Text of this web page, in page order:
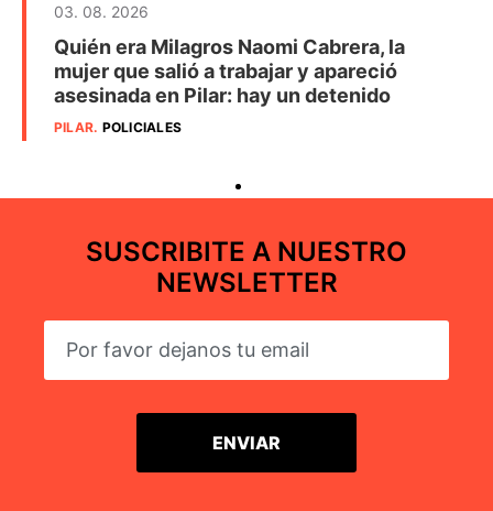
03. 08. 2026
Quién era Milagros Naomi Cabrera, la
mujer que salió a trabajar y apareció
asesinada en Pilar: hay un detenido
PILAR. POLICIALES
SUSCRIBITE A NUESTRO
NEWSLETTER